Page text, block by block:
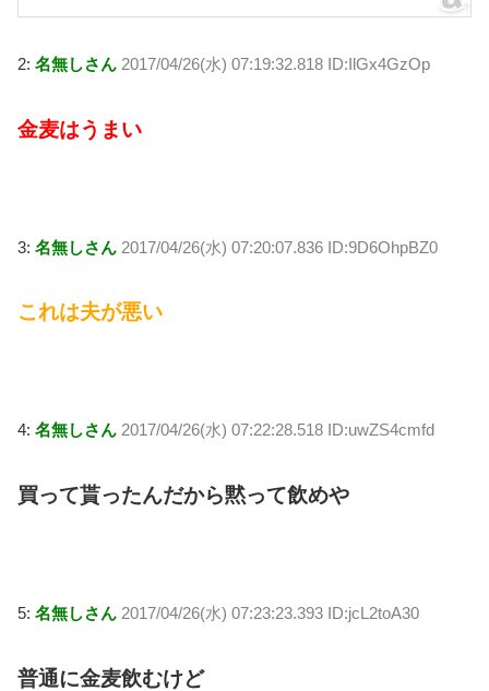
2: 名無しさん 2017/04/26(水) 07:19:32.818 ID:IlGx4GzOp
金麦はうまい
3: 名無しさん 2017/04/26(水) 07:20:07.836 ID:9D6OhpBZ0
これは夫が悪い
4: 名無しさん 2017/04/26(水) 07:22:28.518 ID:uwZS4cmfd
買って貰ったんだから黙って飲めや
5: 名無しさん 2017/04/26(水) 07:23:23.393 ID:jcL2toA30
普通に金麦飲むけど